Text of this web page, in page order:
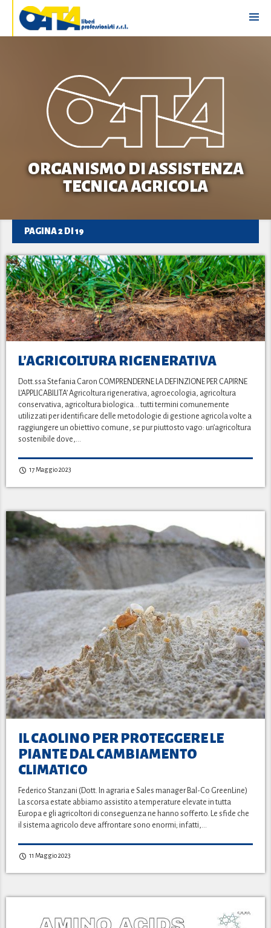
ORGANISMO DI ASSISTENZA
TECNICA AGRICOLA
PAGINA 2 DI 19
L’AGRICOLTURA RIGENERATIVA
Dott.ssa Stefania Caron COMPRENDERNE LA DEFINZIONE PER CAPIRNE
L’APPLICABILITA’ Agricoltura rigenerativa, agroecologia, agricoltura
conservativa, agricoltura biologica… tutti termini comunemente
utilizzati per identificare delle metodologie di gestione agricola volte a
raggiungere un obiettivo comune, se pur piuttosto vago: un’agricoltura
sostenibile dove,…
17 Maggio 2023
IL CAOLINO PER PROTEGGERE LE
PIANTE DAL CAMBIAMENTO
CLIMATICO
Federico Stanzani (Dott. In agraria e Sales manager Bal-Co GreenLine)
La scorsa estate abbiamo assistito a temperature elevate in tutta
Europa e gli agricoltori di conseguenza ne hanno sofferto. Le sfide che
il sistema agricolo deve affrontare sono enormi; infatti,…
11 Maggio 2023